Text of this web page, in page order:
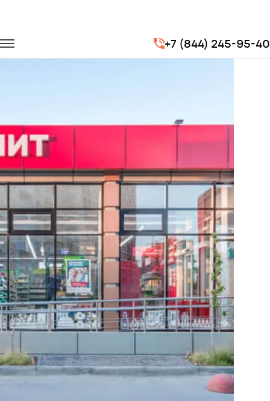
+7 (844) 245-95-40
Перевозка сотрудников
Доставка сотрудников для компании "Магнит" (Торговая сеть)